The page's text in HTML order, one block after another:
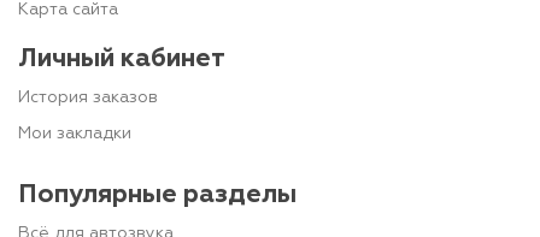
Карта сайта
Личный кабинет
История заказов
Мои закладки
Популярные разделы
Всё для автозвука